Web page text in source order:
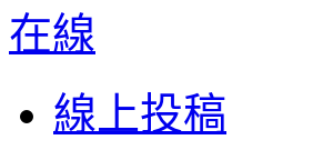
線上投稿